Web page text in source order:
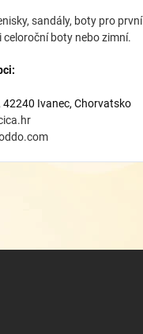
, sandály, boty pro první
iceloroční boty nebozimní.
42240 Ivanec, Chorvatsko